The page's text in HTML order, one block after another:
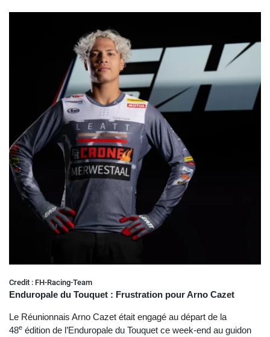
Credit : FH-Racing-Team
Enduropale du Touquet : Frustration pour Arno Cazet
Le Réunionnais Arno Cazet était engagé au départ de la
48e édition de l’Enduropale du Touquet ce week-end au guidon